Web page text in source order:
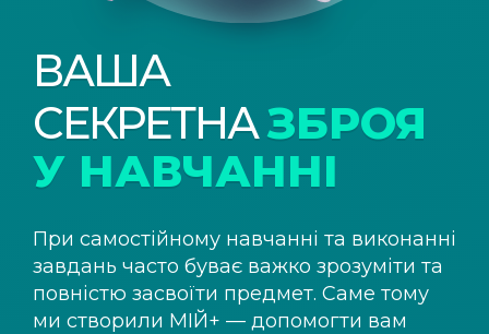
ВАША
СЕКРЕТНАЗБРОЯ
У НАВЧАННІ
При самостійному навчанні та виконанні
завдань часто буває важко зрозуміти та
повністю засвоїти предмет. Саме тому
ми створили МІЙ+ — допомогти вам